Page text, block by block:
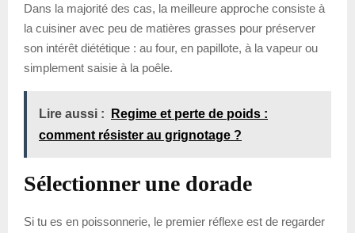
Dans la majorité des cas, la meilleure approche consiste à
la cuisiner avec peu de matières grasses pour préserver
son intérêt diététique : au four, en papillote, à la vapeur ou
simplement saisie à la poêle.
Lire aussi :
Regime et perte de poids :
comment résister au grignotage ?
Sélectionner une dorade
Si tu es en poissonnerie, le premier réflexe est de regarder